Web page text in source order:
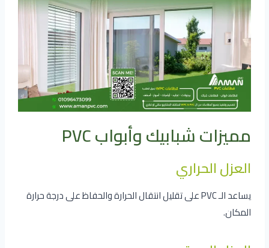
مميزات شبابيك وأبواب PVC
العزل الحراري
يساعد الـ PVC على تقليل انتقال الحرارة والحفاظ على درجة حرارة
المكان.